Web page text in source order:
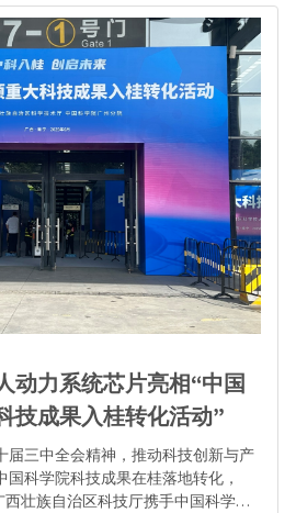
动力系统芯片亮相“中国
技成果入桂转化活动”
届三中全会精神，推动科技创新与产
科学院科技成果在桂落地转化，
西壮族自治区科技厅携手中国科学院